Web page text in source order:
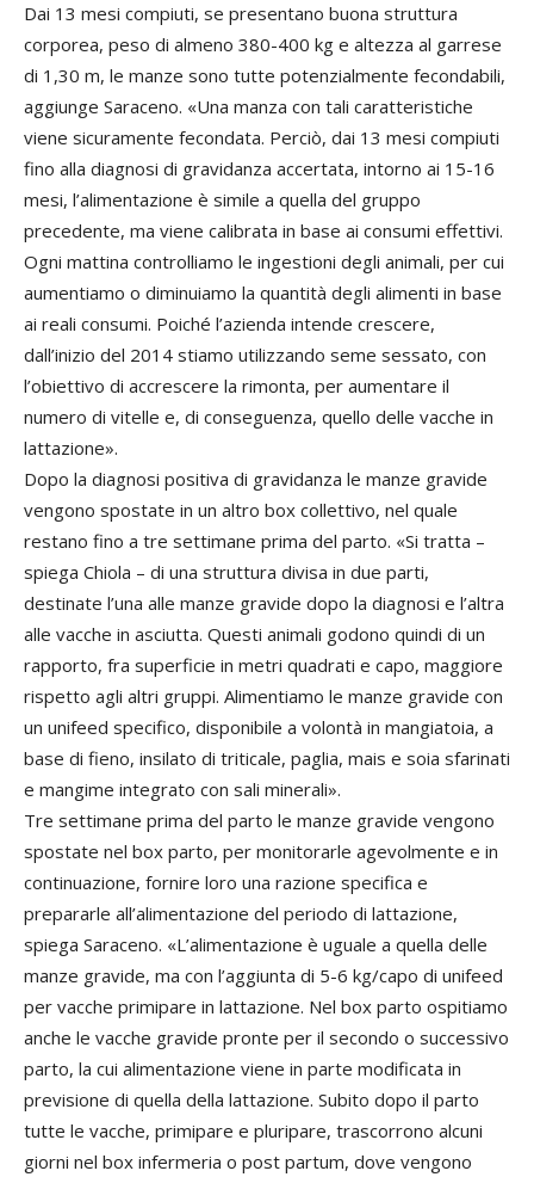
Dai 13 mesi compiuti, se presentano buona struttura
corporea, peso di almeno 380-400 kg e altezza al garrese
di 1,30 m, le manze sono tutte potenzialmente fecondabili,
aggiunge Saraceno. «Una manza con tali caratteristiche
viene sicuramente fecondata. Perciò, dai 13 mesi compiuti
fino alla diagnosi di gravidanza accertata, intorno ai 15-16
mesi, l’alimentazione è simile a quella del gruppo
precedente, ma viene calibrata in base ai consumi effettivi.
Ogni mattina controlliamo le ingestioni degli animali, per cui
aumentiamo o diminuiamo la quantità degli alimenti in base
ai reali consumi. Poiché l’azienda intende crescere,
dall’inizio del 2014 stiamo utilizzando seme sessato, con
l’obiettivo di accrescere la rimonta, per aumentare il
numero di vitelle e, di conseguenza, quello delle vacche in
lattazione».
Dopo la diagnosi positiva di gravidanza le manze gravide
vengono spostate in un altro box collettivo, nel quale
restano fino a tre settimane prima del parto. «Si tratta –
spiega Chiola – di una struttura divisa in due parti,
destinate l’una alle manze gravide dopo la diagnosi e l’altra
alle vacche in asciutta. Questi animali godono quindi di un
rapporto, fra superficie in metri quadrati e capo, maggiore
rispetto agli altri gruppi. Alimentiamo le manze gravide con
un unifeed specifico, disponibile a volontà in mangiatoia, a
base di fieno, insilato di triticale, paglia, mais e soia sfarinati
e mangime integrato con sali minerali».
Tre settimane prima del parto le manze gravide vengono
spostate nel box parto, per monitorarle agevolmente e in
continuazione, fornire loro una razione specifica e
prepararle all’alimentazione del periodo di lattazione,
spiega Saraceno. «L’alimentazione è uguale a quella delle
manze gravide, ma con l’aggiunta di 5-6 kg/capo di unifeed
per vacche primipare in lattazione. Nel box parto ospitiamo
anche le vacche gravide pronte per il secondo o successivo
parto, la cui alimentazione viene in parte modificata in
previsione di quella della lattazione. Subito dopo il parto
tutte le vacche, primipare e pluripare, trascorrono alcuni
giorni nel box infermeria o post partum, dove vengono